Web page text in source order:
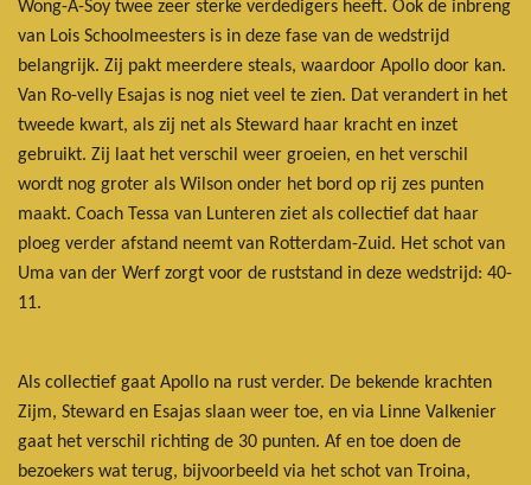
Wong-A-Soy twee zeer sterke verdedigers heeft. Ook de inbreng
van Lois Schoolmeesters is in deze fase van de wedstrijd
belangrijk. Zij pakt meerdere steals, waardoor Apollo door kan.
Van Ro-velly Esajas is nog niet veel te zien. Dat verandert in het
tweede kwart, als zij net als Steward haar kracht en inzet
gebruikt. Zij laat het verschil weer groeien, en het verschil
wordt nog groter als Wilson onder het bord op rij zes punten
maakt. Coach Tessa van Lunteren ziet als collectief dat haar
ploeg verder afstand neemt van Rotterdam-Zuid. Het schot van
Uma van der Werf zorgt voor de ruststand in deze wedstrijd: 40-
11.
Als collectief gaat Apollo na rust verder. De bekende krachten
Zijm, Steward en Esajas slaan weer toe, en via Linne Valkenier
gaat het verschil richting de 30 punten. Af en toe doen de
bezoekers wat terug, bijvoorbeeld via het schot van Troina,